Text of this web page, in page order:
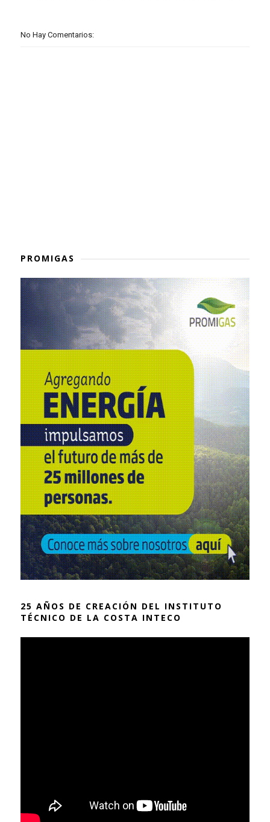
No Hay Comentarios:
PROMIGAS
25 AÑOS DE CREACIÓN DEL INSTITUTO
TÉCNICO DE LA COSTA INTECO